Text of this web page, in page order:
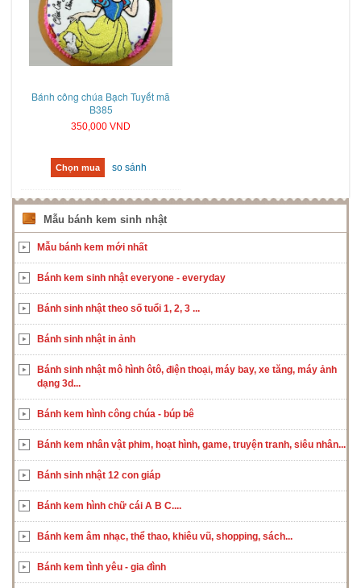
Bánh công chúa Bạch Tuyết mã
B385
350,000 VND
Chọn mua so sánh
Mẫu bánh kem sinh nhật
Mẫu bánh kem mới nhất
Bánh kem sinh nhật everyone - everyday
Bánh sinh nhật theo số tuổi 1, 2, 3 ...
Bánh sinh nhật in ảnh
Bánh sinh nhật mô hình ôtô, điện thoại, máy bay, xe tăng, máy ảnh
dạng 3d...
Bánh kem hình công chúa - búp bê
Bánh kem nhân vật phim, hoạt hình, game, truyện tranh, siêu nhân...
Bánh sinh nhật 12 con giáp
Bánh kem hình chữ cái A B C....
Bánh kem âm nhạc, thể thao, khiêu vũ, shopping, sách...
Bánh kem tình yêu - gia đình